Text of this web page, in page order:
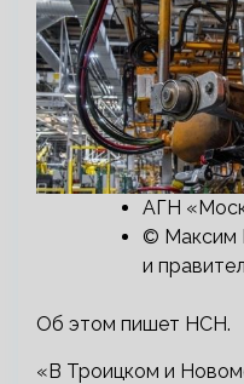
АГН
© Максим
и
Об этом пишет НСН.
«В Троицком и